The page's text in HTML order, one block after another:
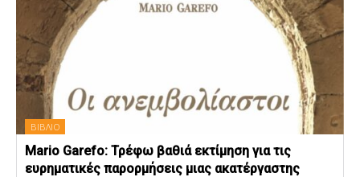
ΒΙΒΛΙΟ
Mario Garefo: Τρέφω βαθιά εκτίμηση για τις
ευρηματικές παρορμήσεις μιας ακατέργαστης